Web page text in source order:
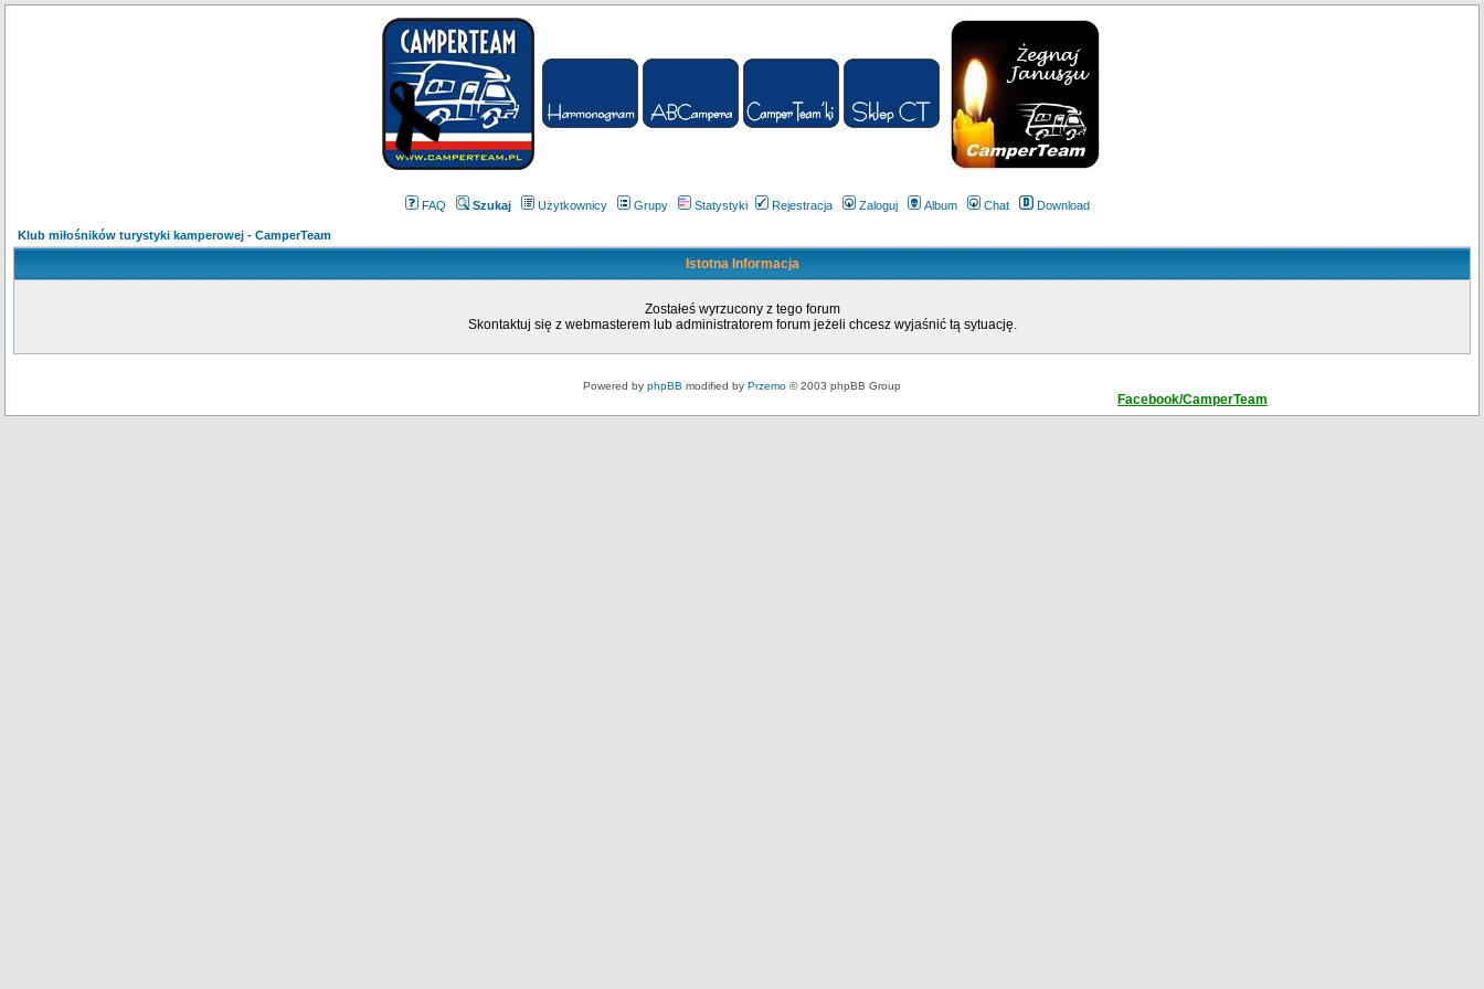
FAQ Szukaj Użytkownicy Grupy Statystyki Rejestracja Zaloguj Album Chat Download
Klub miłośników turystyki kamperowej - CamperTeam
Istotna Informacja
Zostałeś wyrzucony z tego forum
Skontaktuj się z webmasterem lub administratorem forum jeżeli chcesz wyjaśnić tą sytuację.
Powered by phpBB modified by Przemo © 2003 phpBB Group
Facebook/CamperTeam